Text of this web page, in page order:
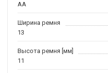
AA
Ширина ремня
13
Высота ремня [мм]
11